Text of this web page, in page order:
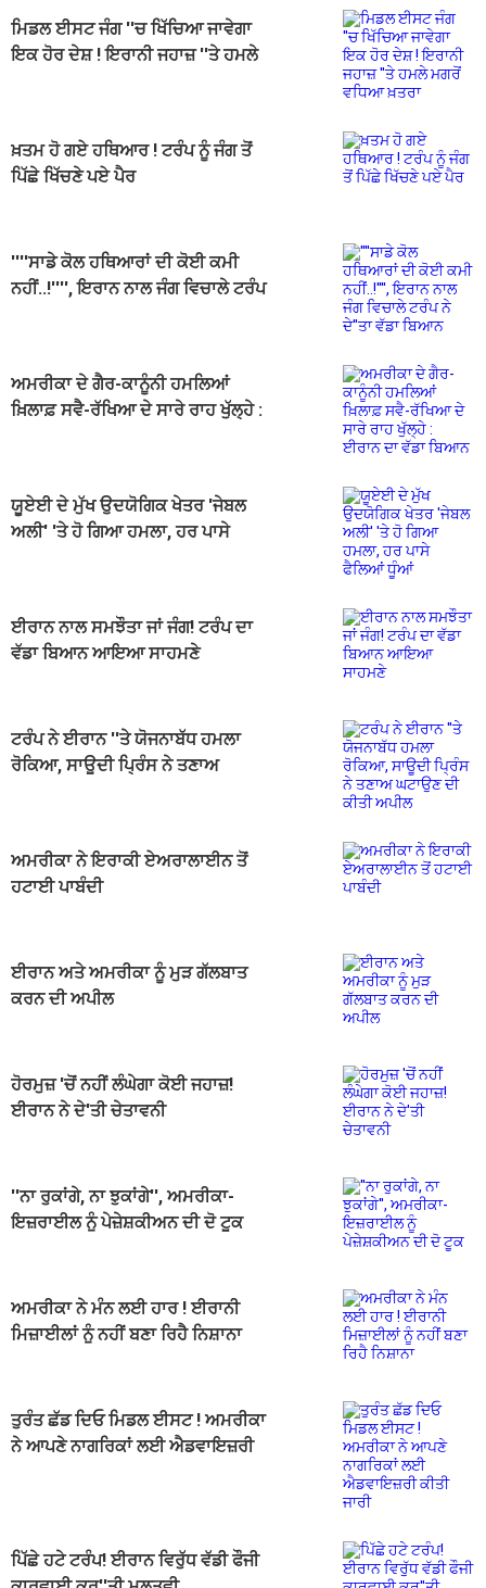
ਮਿਡਲ ਈਸਟ ਜੰਗ ''ਚ ਖਿੱਚਿਆ ਜਾਵੇਗਾ
ਇਕ ਹੋਰ ਦੇਸ਼ ! ਇਰਾਨੀ ਜਹਾਜ਼ ''ਤੇ ਹਮਲੇ
ਖ਼ਤਮ ਹੋ ਗਏ ਹਥਿਆਰ ! ਟਰੰਪ ਨੂੰ ਜੰਗ ਤੋਂ
ਪਿੱਛੇ ਖਿੱਚਣੇ ਪਏ ਪੈਰ
''''ਸਾਡੇ ਕੋਲ ਹਥਿਆਰਾਂ ਦੀ ਕੋਈ ਕਮੀ
ਨਹੀਂ..!'''', ਇਰਾਨ ਨਾਲ ਜੰਗ ਵਿਚਾਲੇ ਟਰੰਪ
ਅਮਰੀਕਾ ਦੇ ਗੈਰ-ਕਾਨੂੰਨੀ ਹਮਲਿਆਂ
ਖ਼ਿਲਾਫ਼ ਸਵੈ-ਰੱਖਿਆ ਦੇ ਸਾਰੇ ਰਾਹ ਖੁੱਲ੍ਹੇ :
ਯੂਏਈ ਦੇ ਮੁੱਖ ਉਦਯੋਗਿਕ ਖੇਤਰ 'ਜੇਬਲ
ਅਲੀ' 'ਤੇ ਹੋ ਗਿਆ ਹਮਲਾ, ਹਰ ਪਾਸੇ
ਈਰਾਨ ਨਾਲ ਸਮਝੌਤਾ ਜਾਂ ਜੰਗ! ਟਰੰਪ ਦਾ
ਵੱਡਾ ਬਿਆਨ ਆਇਆ ਸਾਹਮਣੇ
ਟਰੰਪ ਨੇ ਈਰਾਨ ''ਤੇ ਯੋਜਨਾਬੱਧ ਹਮਲਾ
ਰੋਕਿਆ, ਸਾਊਦੀ ਪ੍ਰਿੰਸ ਨੇ ਤਣਾਅ
ਅਮਰੀਕਾ ਨੇ ਇਰਾਕੀ ਏਅਰਾਲਾਈਨ ਤੋਂ
ਹਟਾਈ ਪਾਬੰਦੀ
ਈਰਾਨ ਅਤੇ ਅਮਰੀਕਾ ਨੂੰ ਮੁੜ ਗੱਲਬਾਤ
ਕਰਨ ਦੀ ਅਪੀਲ
ਹੋਰਮੁਜ਼ 'ਚੋਂ ਨਹੀਂ ਲੰਘੇਗਾ ਕੋਈ ਜਹਾਜ਼!
ਈਰਾਨ ਨੇ ਦੇ'ਤੀ ਚੇਤਾਵਨੀ
''ਨਾ ਰੁਕਾਂਗੇ, ਨਾ ਝੁਕਾਂਗੇ'', ਅਮਰੀਕਾ-
ਇਜ਼ਰਾਈਲ ਨੂੰ ਪੇਜ਼ੇਸ਼ਕੀਅਨ ਦੀ ਦੋ ਟੂਕ
ਅਮਰੀਕਾ ਨੇ ਮੰਨ ਲਈ ਹਾਰ ! ਈਰਾਨੀ
ਮਿਜ਼ਾਈਲਾਂ ਨੂੰ ਨਹੀਂ ਬਣਾ ਰਿਹੈ ਨਿਸ਼ਾਨਾ
ਤੁਰੰਤ ਛੱਡ ਦਿਓ ਮਿਡਲ ਈਸਟ ! ਅਮਰੀਕਾ
ਨੇ ਆਪਣੇ ਨਾਗਰਿਕਾਂ ਲਈ ਐਡਵਾਇਜ਼ਰੀ
ਪਿੱਛੇ ਹਟੇ ਟਰੰਪ! ਈਰਾਨ ਵਿਰੁੱਧ ਵੱਡੀ ਫੌਜੀ